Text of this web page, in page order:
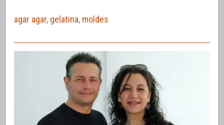
agar agar, gelatina, moldes